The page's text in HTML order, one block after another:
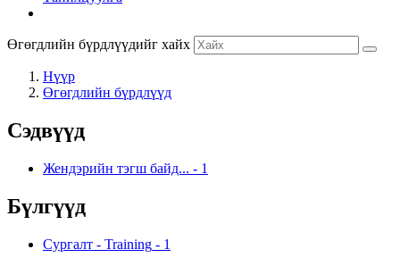
Өгөгдлийн бүрдлүүдийг хайх
Нүүр
Өгөгдлийн бүрдлүүд
Сэдвүүд
Жендэрийн тэгш байд... - 1
Бүлгүүд
Сургалт - Training - 1